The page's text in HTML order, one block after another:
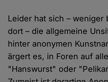
Leider hat sich – weniger
dort – die allgemeine
hinter anonymen
ärgert es, in Foren auf
"Hanswurst" oder